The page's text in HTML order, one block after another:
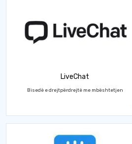
LiveChat
Bisedë e drejtpërdrejtë me mbështetjen